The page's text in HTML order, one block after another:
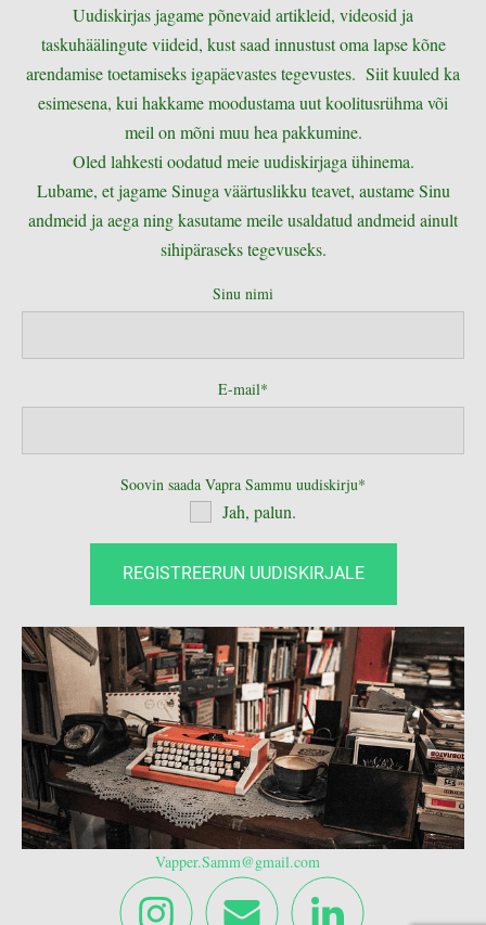
Uudiskirjas jagame põnevaid artikleid, videosid ja
taskuhäälingute viideid, kust saad innustust oma lapse kõne
arendamise toetamiseks igapäevastes tegevustes. Siit kuuled ka
esimesena, kui hakkame moodustama uut koolitusrühma või
meil on mõni muu hea pakkumine.
Oled lahkesti oodatud meie uudiskirjaga ühinema.
Lubame, et jagame Sinuga väärtuslikku teavet, austame Sinu
andmeid ja aega ning kasutame meile usaldatud andmeid ainult
sihipäraseks tegevuseks.
Sinu nimi
E-mail
Soovin saada Vapra Sammu uudiskirju
Jah, palun.
Vapper.Samm@gmail.com